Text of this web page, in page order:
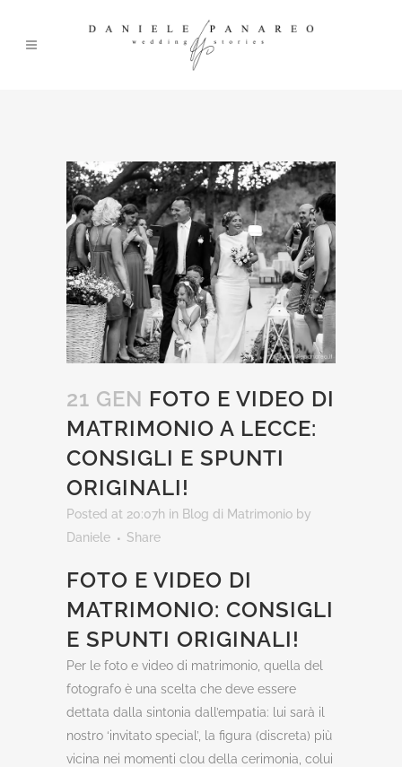
21 GEN FOTO E VIDEO DI
MATRIMONIO A LECCE:
CONSIGLI E SPUNTI
ORIGINALI!
Posted at 20:07h in Blog di Matrimonio by
Daniele
Share
FOTO E VIDEO DI
MATRIMONIO: CONSIGLI
E SPUNTI ORIGINALI!
Per le foto e video di matrimonio, quella del
fotografo è una scelta che deve essere
dettata dalla sintonia dall’empatia: lui sarà il
nostro ‘invitato special’, la figura (discreta) più
vicina nei momenti clou della cerimonia, colui